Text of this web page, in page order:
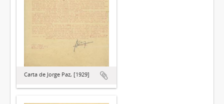
Carta de Jorge Paz, [1929]